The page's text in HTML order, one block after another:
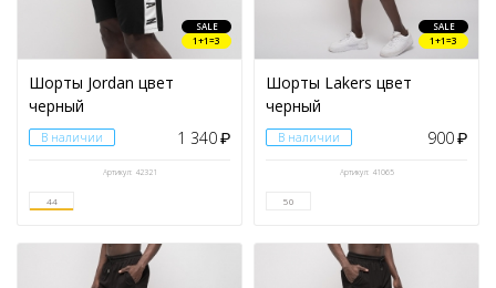
SALE
1+1=3
Шорты Jordan цвет
черный
В наличии 1 340₽
Артикул: 42321
44
SALE
1+1=3
Шорты Lakers цвет
черный
В наличии 900₽
Артикул: 41065
50